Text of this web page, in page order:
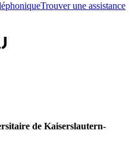
Trouver une assistance
de Kaiserslautern-